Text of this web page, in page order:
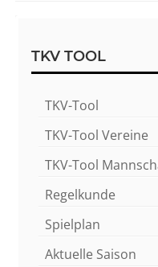
TKV TOOL
TKV-Tool
TKV-Tool Vereine
TKV-Tool
Regelkunde
Spielplan
Aktuelle Saison